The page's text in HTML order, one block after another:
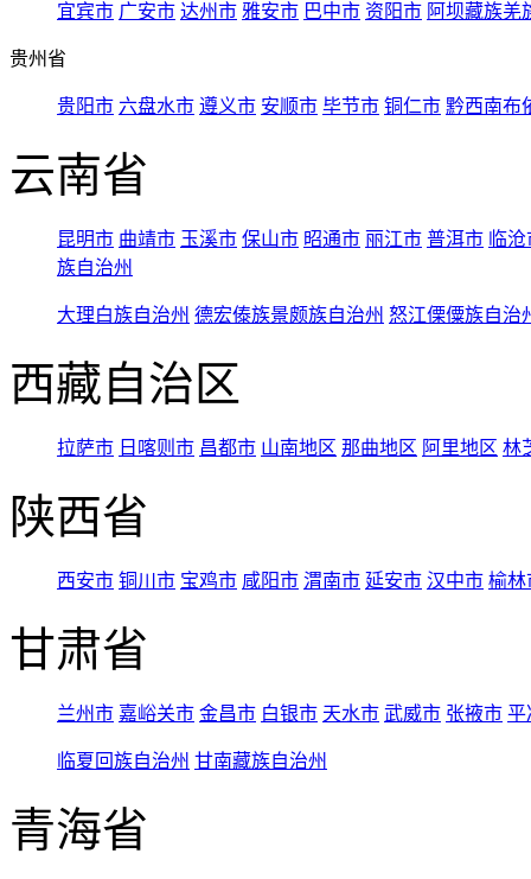
宜宾市 广安市 达州市 雅安市 巴中市 资阳市 阿坝藏族羌
贵州省
贵阳市 六盘水市 遵义市 安顺市 毕节市 铜仁市 黔西南布
云南省
昆明市 曲靖市 玉溪市 保山市 昭通市 丽江市 普洱市 临
族自治州
大理白族自治州 德宏傣族景颇族自治州 怒江傈僳族自治
西藏自治区
拉萨市 日喀则市 昌都市 山南地区 那曲地区 阿里地区 林
陕西省
西安市 铜川市 宝鸡市 咸阳市 渭南市 延安市 汉中市 榆林
甘肃省
兰州市 嘉峪关市 金昌市 白银市 天水市 武威市 张掖市 平
临夏回族自治州 甘南藏族自治州
青海省